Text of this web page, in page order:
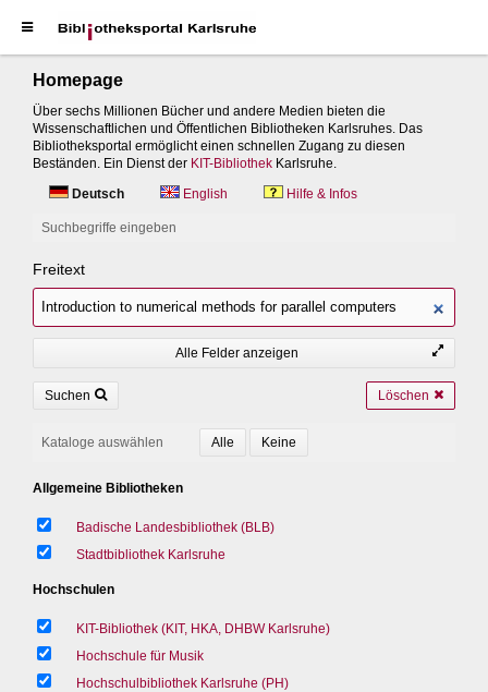
Homepage
Über sechs Millionen Bücher und andere Medien bieten die
Wissenschaftlichen und Öffentlichen Bibliotheken Karlsruhes. Das
Bibliotheksportal ermöglicht einen schnellen Zugang zu diesen
Beständen. Ein Dienst der KIT-Bibliothek Karlsruhe.
Deutsch
English Hilfe & Infos
Suchbegriffe eingeben
Freitext
Alle Felder anzeigen
Suchen Löschen
Kataloge auswählen
Allgemeine Bibliotheken
Badische Landesbibliothek (BLB)
Stadtbibliothek Karlsruhe
Hochschulen
KIT-Bibliothek (KIT, HKA, DHBW Karlsruhe)
Hochschule für Musik
Hochschulbibliothek Karlsruhe (PH)